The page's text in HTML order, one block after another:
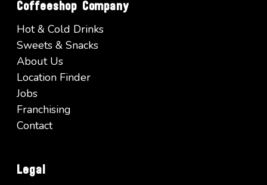
Coffeeshop Company
Hot & Cold Drinks
Sweets & Snacks
About Us
Location Finder
Jobs
Franchising
Contact
Legal